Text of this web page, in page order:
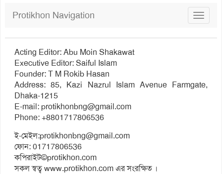
Toggle
Protikhon Navigation
Acting Editor: Abu Moin Shakawat
Executive Editor: Saiful Islam
Founder: T M Rokib Hasan
Address: 85, Kazi Nazrul Islam Avenue Farmgate,
Dhaka-1215
E-mail:protikhonbng@gmail.com
Phone: +8801717806536
ই-মেইল:protikhonbng@gmail.com
ফোন: 01717806536
কপিরাইট©protikhon.com
সকল স্বত্ব www.protikhon.com এর সংরক্ষিত ।